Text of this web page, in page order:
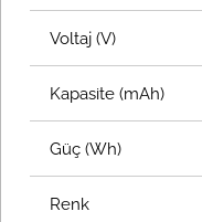
Voltaj (V)
Kapasite (mAh)
Güç (Wh)
Renk